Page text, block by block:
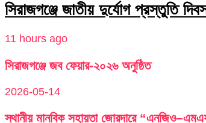
সিরাজগঞ্জে জাতীয় দুর্যোগ প্রস্তুতি
11 hours ago
সিরাজগঞ্জে জব ফেয়ার-২০২৬ অনুষ্ঠিত
2026-05-14
স্থানীয় মানবিক সহায়তা জোরদারে